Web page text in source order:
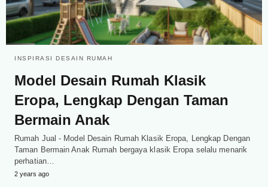
INSPIRASI DESAIN RUMAH
Model Desain Rumah Klasik
Eropa, Lengkap Dengan Taman
Bermain Anak
Rumah Jual - Model Desain Rumah Klasik Eropa, Lengkap Dengan
Taman Bermain Anak Rumah bergaya klasik Eropa selalu menarik
perhatian…
2 years ago